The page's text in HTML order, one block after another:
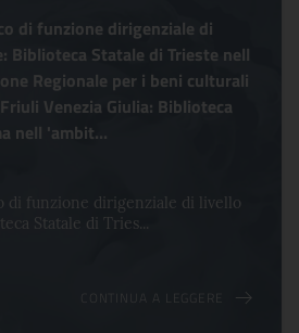
di funzione dirigenziale di
Biblioteca Statale di Trieste nell
Regionale per i beni culturali
Venezia Giulia: Biblioteca
nell 'ambit...
di funzione dirigenziale di livello
Statale di Tries...
CONTINUA A LEGGERE